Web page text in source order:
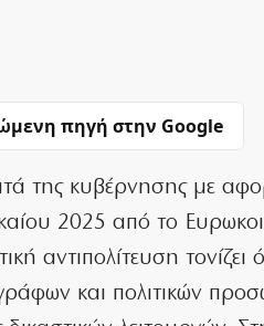
πηγή στην Google
της κυβέρνησης με
2025 από το
αντιπολίτευση τονίζει
και πολιτικών